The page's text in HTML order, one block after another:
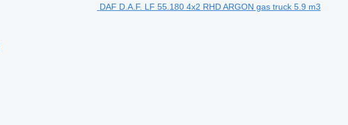
DAF D.A.F. LF 55.180 4x2 RHD ARGON gas truck 5.9 m3